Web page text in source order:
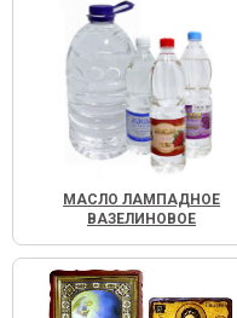
МАСЛО ЛАМПАДНОЕ
ВАЗЕЛИНОВОЕ